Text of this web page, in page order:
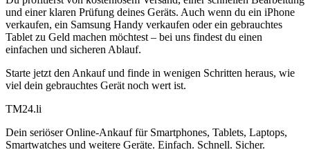
und einer klaren Prüfung deines Geräts. Auch wenn du ein iPhone
verkaufen, ein Samsung Handy verkaufen oder ein gebrauchtes
Tablet zu Geld machen möchtest – bei uns findest du einen
einfachen und sicheren Ablauf.
Starte jetzt den Ankauf und finde in wenigen Schritten heraus, wie
viel dein gebrauchtes Gerät noch wert ist.
TM24.li
Dein seriöser Online-Ankauf für Smartphones, Tablets, Laptops,
Smartwatches und weitere Geräte. Einfach. Schnell. Sicher.